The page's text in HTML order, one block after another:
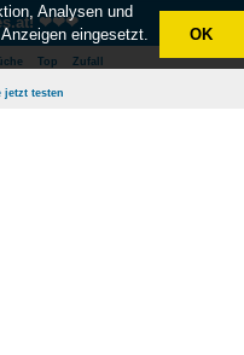
❤❤❤
Top Zufall
jetzt testen
Analysen und
eingesetzt.
OK